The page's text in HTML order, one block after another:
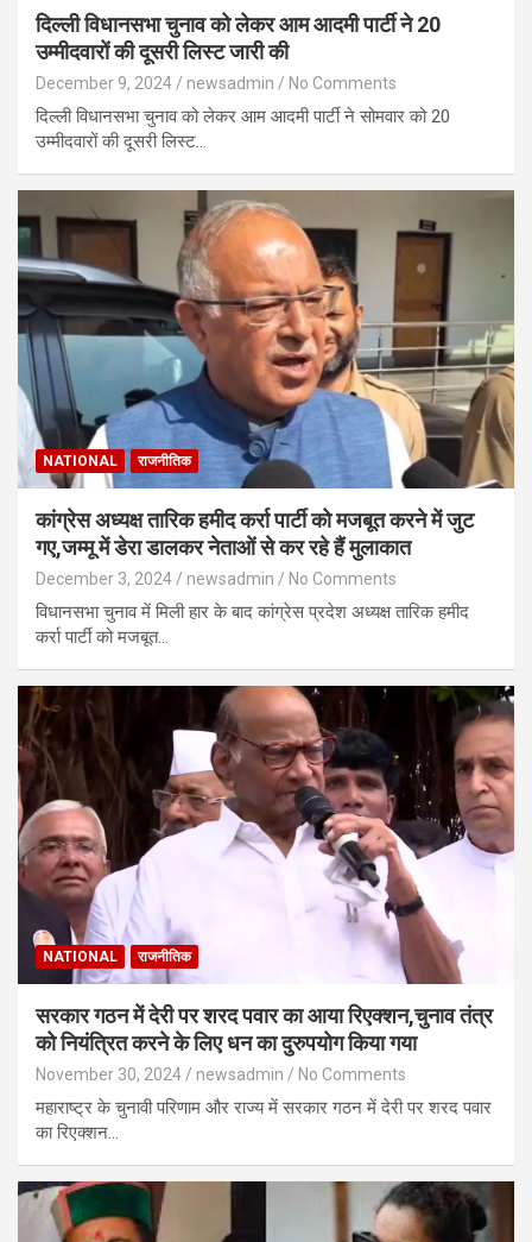
दिल्ली विधानसभा चुनाव को लेकर आम आदमी पार्टी ने 20
उम्मीदवारों की दूसरी लिस्ट जारी की
December 9, 2024 newsadmin No Comments
दिल्ली विधानसभा चुनाव को लेकर आम आदमी पार्टी ने सोमवार को 20
उम्मीदवारों की दूसरी लिस्ट…
NATIONAL राजनीतिक
कांग्रेस अध्यक्ष तारिक हमीद कर्रा पार्टी को मजबूत करने में जुट
गए,जम्मू में डेरा डालकर नेताओं से कर रहे हैं मुलाकात
December 3, 2024 newsadmin No Comments
विधानसभा चुनाव में मिली हार के बाद कांग्रेस प्रदेश अध्यक्ष तारिक हमीद
कर्रा पार्टी को मजबूत…
NATIONAL राजनीतिक
सरकार गठन में देरी पर शरद पवार का आया रिएक्शन,चुनाव तंत्र
को नियंत्रित करने के लिए धन का दुरुपयोग किया गया
November 30, 2024 newsadmin No Comments
महाराष्ट्र के चुनावी परिणाम और राज्य में सरकार गठन में देरी पर शरद पवार
का रिएक्शन…